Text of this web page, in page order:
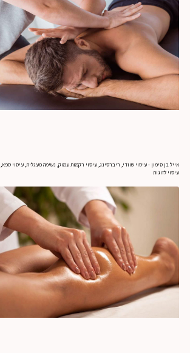
הגדל תמונה
אייל בן סימון - עיסוי שוודי, ריברסינג, עיסוי רקמות עמוק, נשימה מעגלית, עיסוי ספא,
עיסוי לזוגות
הגדל תמונה